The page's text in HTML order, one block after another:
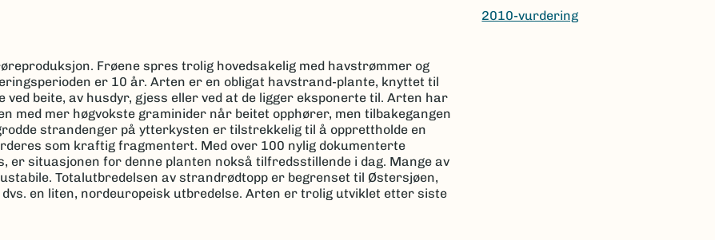
Frøene spres trolig hovedsakelig med havstrømmer og
er 10 år. Arten er en obligat havstrand-plante, knyttet til
beite, av husdyr, gjess eller ved at de ligger eksponerte til. Arten har
mer høgvokste graminider når beitet opphører, men tilbakegangen
strandenger på ytterkysten er tilstrekkelig til å opprettholde en
som kraftig fragmentert. Med over 100 nylig dokumenterte
er situasjonen for denne planten nokså tilfredsstillende i dag. Mange av
Totalutbredelsen av strandrødtopp er begrenset til Østersjøen,
en liten, nordeuropeisk utbredelse. Arten er trolig utviklet etter siste
2010-vurdering